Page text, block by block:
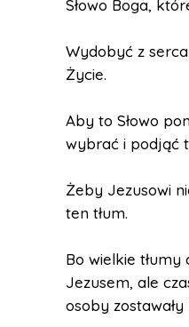
Słowo Boga,
Wydobyć z
Życie.
Aby to Słowo
wybrać i podjąć
Żeby Jezusowi
ten tłum.
Bo wielkie tłumy
Jezusem, ale
osoby zostawały